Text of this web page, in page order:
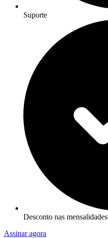
Suporte
Desconto nas mensalidades
Assinar agora